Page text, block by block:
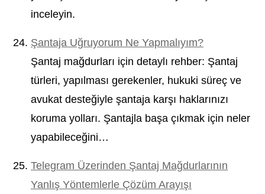
inceleyin.
Şantaja Uğruyorum Ne Yapmalıyım?
Şantaj mağdurları için detaylı rehber: Şantaj
türleri, yapılması gerekenler, hukuki süreç ve
avukat desteğiyle şantaja karşı haklarınızı
koruma yolları. Şantajla başa çıkmak için neler
yapabileceğini…
Telegram Üzerinden Şantaj Mağdurlarının
Yanlış Yöntemlerle Çözüm Arayışı